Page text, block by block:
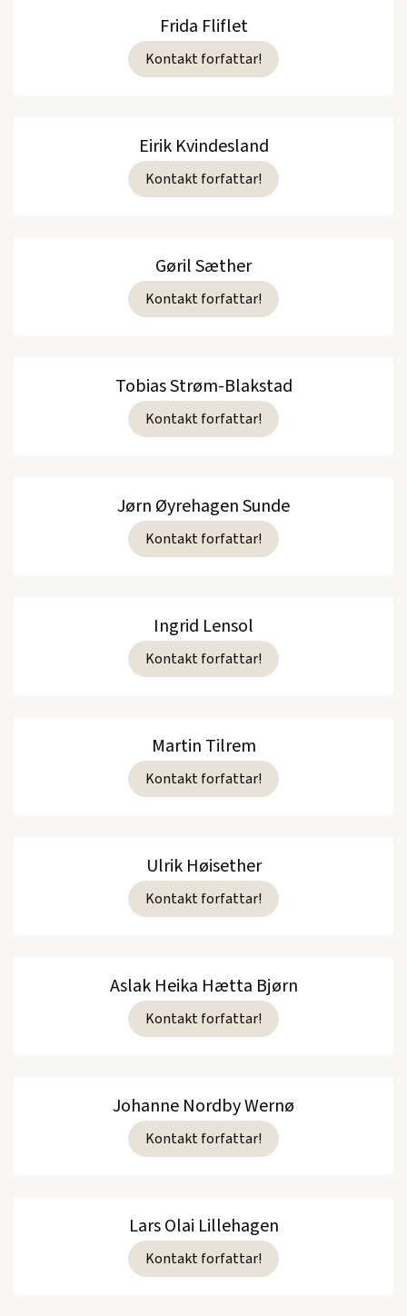
Frida Fliflet
Kontakt forfattar!
Eirik Kvindesland
Kontakt forfattar!
Gøril Sæther
Kontakt forfattar!
Tobias Strøm-Blakstad
Kontakt forfattar!
Jørn Øyrehagen Sunde
Kontakt forfattar!
Ingrid Lensol
Kontakt forfattar!
Martin Tilrem
Kontakt forfattar!
Ulrik Høisether
Kontakt forfattar!
Aslak Heika Hætta Bjørn
Kontakt forfattar!
Johanne Nordby Wernø
Kontakt forfattar!
Lars Olai Lillehagen
Kontakt forfattar!